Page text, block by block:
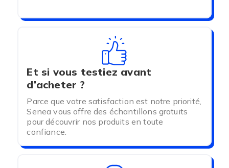
Et si vous testiez avant
d’acheter ?
Parce que votre satisfaction est notre priorité,
Senea vous offre des échantillons gratuits
pour découvrir nos produits en toute
confiance.